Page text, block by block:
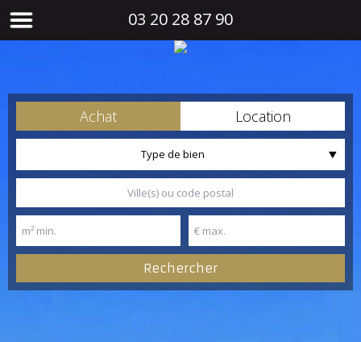
03 20 28 87 90
Achat Location
Type de bien